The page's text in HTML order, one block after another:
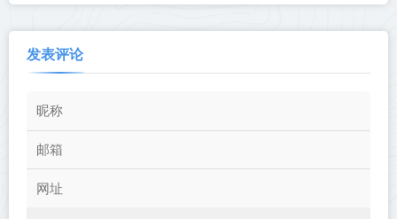
发表评论